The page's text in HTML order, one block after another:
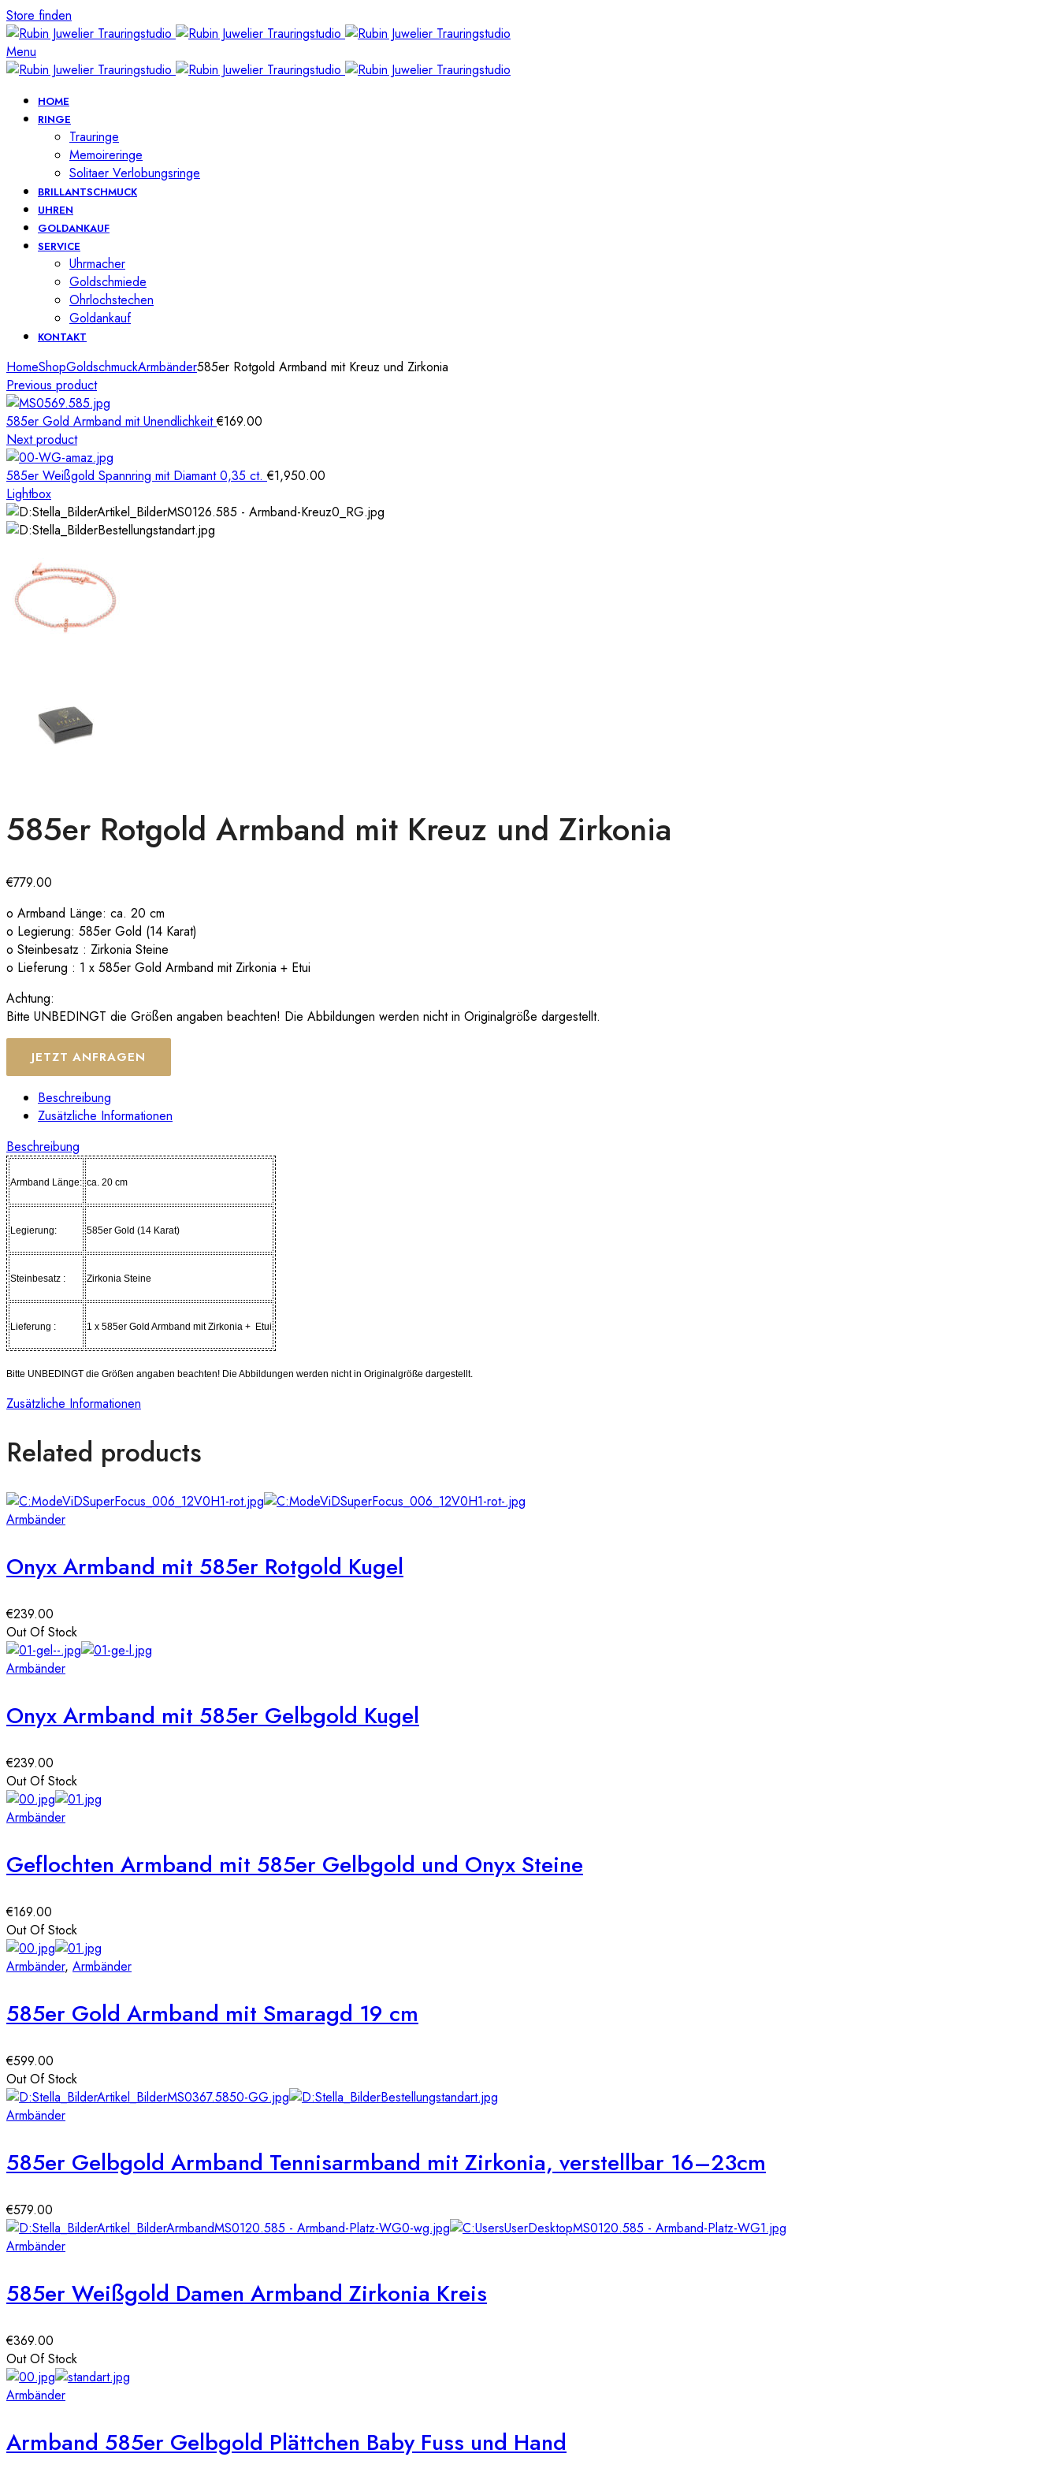
Store finden
Menu
HOME
RINGE
Trauringe
Memoireringe
Solitaer Verlobungsringe
BRILLANTSCHMUCK
UHREN
GOLDANKAUF
SERVICE
Uhrmacher
Goldschmiede
Ohrlochstechen
Goldankauf
KONTAKT
HomeShopGoldschmuckArmbänder585er Rotgold Armband mit Kreuz und Zirkonia
Previous product
585er Gold Armband mit Unendlichkeit€169.00
Next product
585er Weißgold Spannring mit Diamant 0,35 ct.€1,950.00
Lightbox
585er Rotgold Armband mit Kreuz und Zirkonia
€779.00
o Armband Länge: ca. 20 cm
o Legierung: 585er Gold (14 Karat)
o Steinbesatz : Zirkonia Steine
o Lieferung : 1 x 585er Gold Armband mit Zirkonia + Etui
Achtung:
Bitte UNBEDINGT die Größen angaben beachten! Die Abbildungen werden nicht in Originalgröße dargestellt.
JETZT ANFRAGEN
Beschreibung
Zusätzliche Informationen
Beschreibung
Armband Länge: ca. 20 cm
Legierung: 585er Gold (14 Karat)
Steinbesatz : Zirkonia Steine
Lieferung : 1 x 585er Gold Armband mit Zirkonia + Etui
Bitte UNBEDINGT die Größen angaben beachten! Die Abbildungen werden nicht in Originalgröße dargestellt.
Zusätzliche Informationen
Related products
Armbänder
Onyx Armband mit 585er Rotgold Kugel
€239.00
Out Of Stock
Armbänder
Onyx Armband mit 585er Gelbgold Kugel
€239.00
Out Of Stock
Armbänder
Geflochten Armband mit 585er Gelbgold und Onyx Steine
€169.00
Out Of Stock
Armbänder, Armbänder
585er Gold Armband mit Smaragd 19 cm
€599.00
Out Of Stock
Armbänder
585er Gelbgold Armband Tennisarmband mit Zirkonia, verstellbar 16–23cm
€579.00
Armbänder
585er Weißgold Damen Armband Zirkonia Kreis
€369.00
Out Of Stock
Armbänder
Armband 585er Gelbgold Plättchen Baby Fuss und Hand